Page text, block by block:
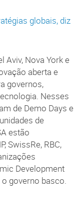
globais, diz
Aviv, Nova York e
aberta e
governos,
Nesses
de Demo Days e
de
estão
SwissRe, RBC,
Development
governo basco.